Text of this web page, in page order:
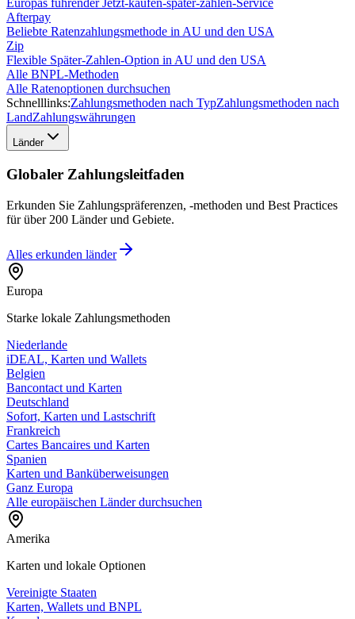
Europas führender Jetzt-kaufen-später-zahlen-Service
Afterpay
Beliebte Ratenzahlungsmethode in AU und den USA
Zip
Flexible Später-Zahlen-Option in AU und den USA
Alle BNPL-Methoden
Alle Ratenoptionen durchsuchen
Schnelllinks:Zahlungsmethoden nach TypZahlungsmethoden nach
LandZahlungswährungen
Länder
Globaler Zahlungsleitfaden
Erkunden Sie Zahlungspräferenzen, -methoden und Best Practices
für über 200 Länder und Gebiete.
Alles erkunden länder
Europa
Starke lokale Zahlungsmethoden
Niederlande
iDEAL, Karten und Wallets
Belgien
Bancontact und Karten
Deutschland
Sofort, Karten und Lastschrift
Frankreich
Cartes Bancaires und Karten
Spanien
Karten und Banküberweisungen
Ganz Europa
Alle europäischen Länder durchsuchen
Amerika
Karten und lokale Optionen
Vereinigte Staaten
Karten, Wallets und BNPL